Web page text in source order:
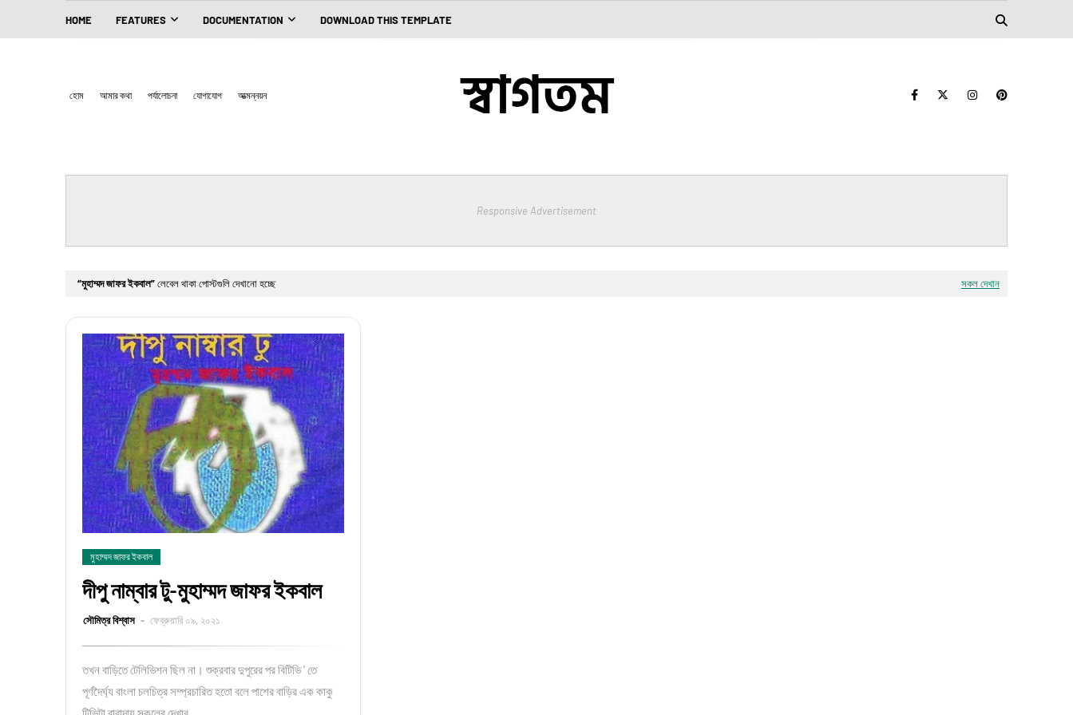
HOME FEATURES DOCUMENTATION DOWNLOAD THIS TEMPLATE
হোম আমার কথা পর্যালোচনা যোগাযোগ আত্মন্নয়ন
Responsive Advertisement
মুহাম্মদ জাফর ইকবাল লেবেল থাকা পোস্টগুলি দেখানো হচ্ছে সকল দেখান
মুহাম্মদ জাফর ইকবাল
দীপু নাম্বার টু-মুহাম্মদ জাফর ইকবাল
সৌমিত্র বিশ্বাস ফেব্রুয়ারি ০৯, ২০২১
তখন বাড়িতে টেলিভিশন ছিল না। শুক্রবার দুপুরের পর বিটিভি ' তে
পূর্ণদৈর্ঘ্য বাংলা চলচিত্র সম্প্রচারিত হতো বলে পাশের বাড়ির এক কাকু